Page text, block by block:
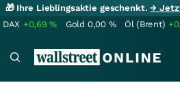
🎁 Ihre Lieblingsaktie geschenkt.→
DAX +0,69% Gold 0,00 % Öl (Brent)